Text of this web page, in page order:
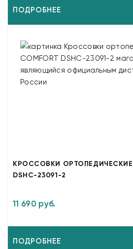
ПОДРОБНЕЕ
КРОССОВКИ ОРТОПЕДИЧЕСКИЕ
DSHC-23091-2
11 690 руб.
ПОДРОБНЕЕ